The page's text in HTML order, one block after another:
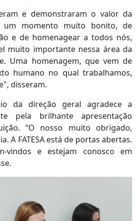
e demonstraram o valor da
um momento muito bonito, de
e de homenagear a todos nós,
muito importante nessa área da
Uma homenagem, que vem de
humano no qual trabalhamos,
disseram.
da direção geral agradece a
pela brilhante apresentação
“O nosso muito obrigado,
A FATESA está de portas abertas.
vindos e estejam conosco em